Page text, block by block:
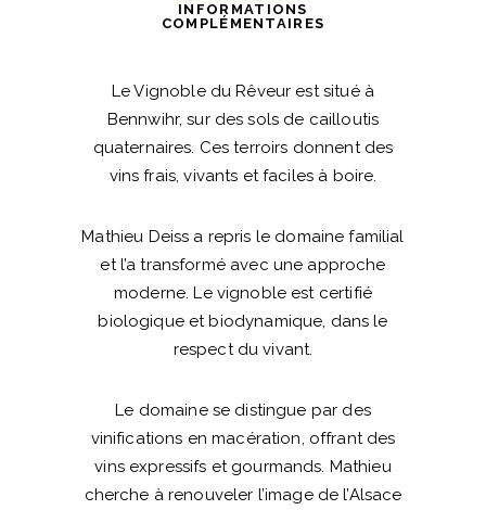
INFORMATIONS
COMPLÉMENTAIRES
Le Vignoble du Rêveur est situé à
Bennwihr, sur des sols de cailloutis
quaternaires. Ces terroirs donnent des
vins frais, vivants et faciles à boire.
Mathieu Deiss a repris le domaine familial
et l’a transformé avec une approche
moderne. Le vignoble est certifié
biologique et biodynamique, dans le
respect du vivant.
Le domaine se distingue par des
vinifications en macération, offrant des
vins expressifs et gourmands. Mathieu
cherche à renouveler l’image de l’Alsace